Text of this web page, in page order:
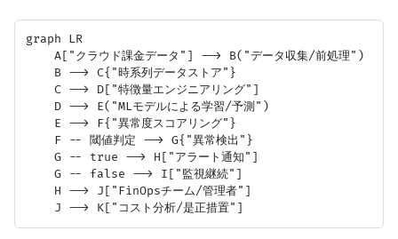
graph LR
    A["クラウド課金データ"] --> B("データ収集/前処理")
    B --> C{"時系列データストア"}
    C --> D["特徴量エンジニアリング"]
    D --> E("MLモデルによる学習/予測")
    E --> F{"異常度スコアリング"}
    F -- 閾値判定 --> G{"異常検出"}
    G -- true --> H["アラート通知"]
    G -- false --> I["監視継続"]
    H --> J["FinOpsチーム/管理者"]